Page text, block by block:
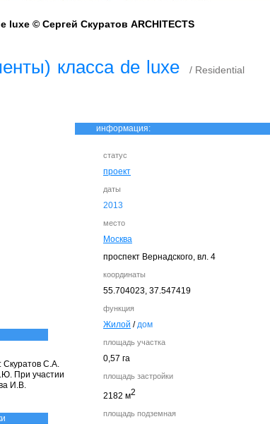
© Сергей Скуратов ARCHITECTS
класса de luxe
/ Residential
информация:
статус
проект
даты
2013
место
Москва
проспект Вернадского, вл. 4
координаты
55.704023, 37.547419
функция
Жилой /дом
площадь участка
0,57 га
площадь застройки
2182 м2
площадь подземная
Скуратов С.А.
При участии
И.В.